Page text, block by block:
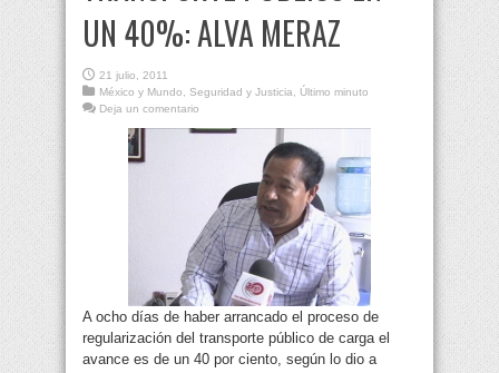
UN 40%: ALVA MERAZ
21 julio, 2011
México y Mundo, Seguridad y Justicia, Último minuto
Deja un comentario
A ocho días de haber arrancado el proceso de
regularización del transporte público de carga el
avance es de un 40 por ciento, según lo dio a